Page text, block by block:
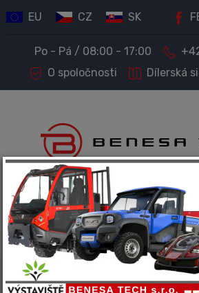
EU CZ SK
Po - Pá / 08:00 - 17:00
O spoločnosti
Dílerská
PREDAJ STROJOV
Kompletný servis a
Spoločnosť BENESA TECH
nasledujúcich